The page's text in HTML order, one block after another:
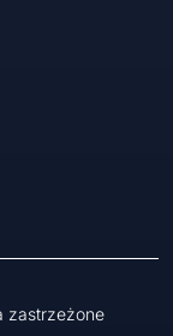
zastrzeżone